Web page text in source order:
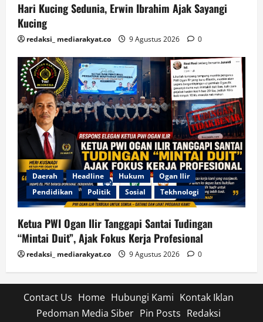
Hari Kucing Sedunia, Erwin Ibrahim Ajak Sayangi
Kucing
redaksi_ mediarakyat.co 9 Agustus 2026 0
Daerah Headline Hukum
Ogan Ilir
Pendidikan
Politik Sosial Tekhnologi
Ketua PWI Ogan Ilir Tanggapi Santai Tudingan
“Mintai Duit”, Ajak Fokus Kerja Profesional
redaksi_ mediarakyat.co 9 Agustus 2026 0
Contact Us Home Hubungi Kami Kontak Iklan
Pedoman Media Siber Pin Posts Redaksi